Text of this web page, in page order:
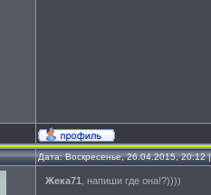
Дата: Воскресенье, 26.04.2015,
Жека71 , напиши где она!?))))